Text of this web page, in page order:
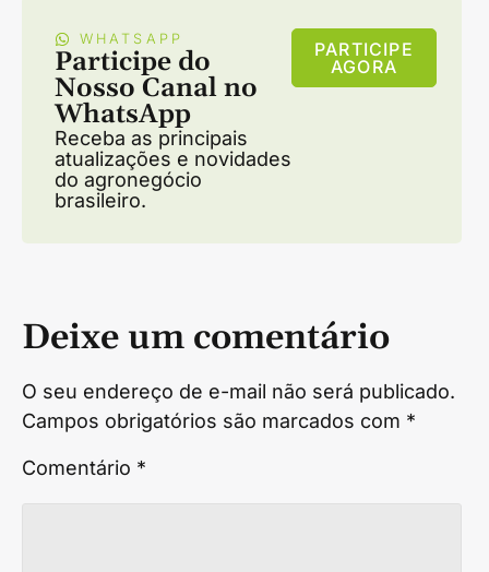
WHATSAPP
Participe do
Nosso Canal no
WhatsApp
Receba as principais
atualizações e novidades
do agronegócio
brasileiro.
PARTICIPE
AGORA
Deixe um comentário
O seu endereço de e-mail não será publicado.
Campos obrigatórios são marcados com *
Comentário *